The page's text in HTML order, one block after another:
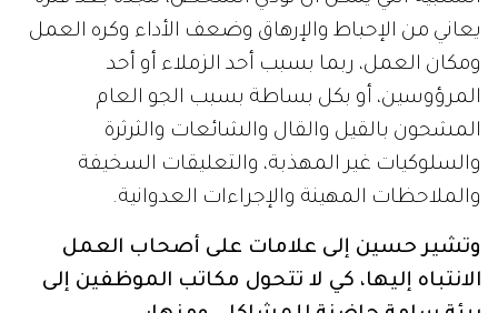
يعاني من الإحباط والإرهاق وضعف الأداء وكره العمل
ومكان العمل، ربما بسبب أحد الزملاء أو أحد
المرؤوسين، أو بكل بساطة بسبب الجو العام
المشحون بالقيل والقال والشائعات والثرثرة
والسلوكيات غير المهذبة، والتعليقات السخيفة
والملاحظات المهينة والإجراءات العدوانية.
وتشير حسين إلى علامات على أصحاب العمل
الانتباه إليها، كي لا تتحول مكاتب الموظفين إلى